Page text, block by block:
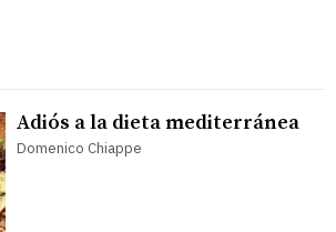
Adiós a la dieta mediterránea
Domenico Chiappe